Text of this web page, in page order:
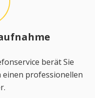
berät Sie
einen professionellen